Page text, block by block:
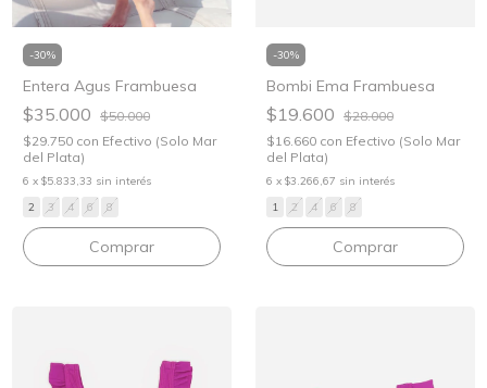
-30%
Entera Agus Frambuesa
$35.000 $50.000
$29.750 con Efectivo (Solo Mar
del Plata)
6 x $5.833,33 sin interés
2
3 4 6 8
Comprar
-30%
Bombi Ema Frambuesa
$19.600 $28.000
$16.660 con Efectivo (Solo Mar
del Plata)
6 x $3.266,67 sin interés
1
2 4 6 8
Comprar